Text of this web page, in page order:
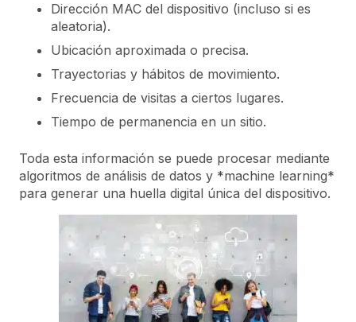
Dirección MAC del dispositivo (incluso si es
aleatoria).
Ubicación aproximada o precisa.
Trayectorias y hábitos de movimiento.
Frecuencia de visitas a ciertos lugares.
Tiempo de permanencia en un sitio.
Toda esta información se puede procesar mediante
algoritmos de análisis de datos y *machine learning*
para generar una huella digital única del dispositivo.